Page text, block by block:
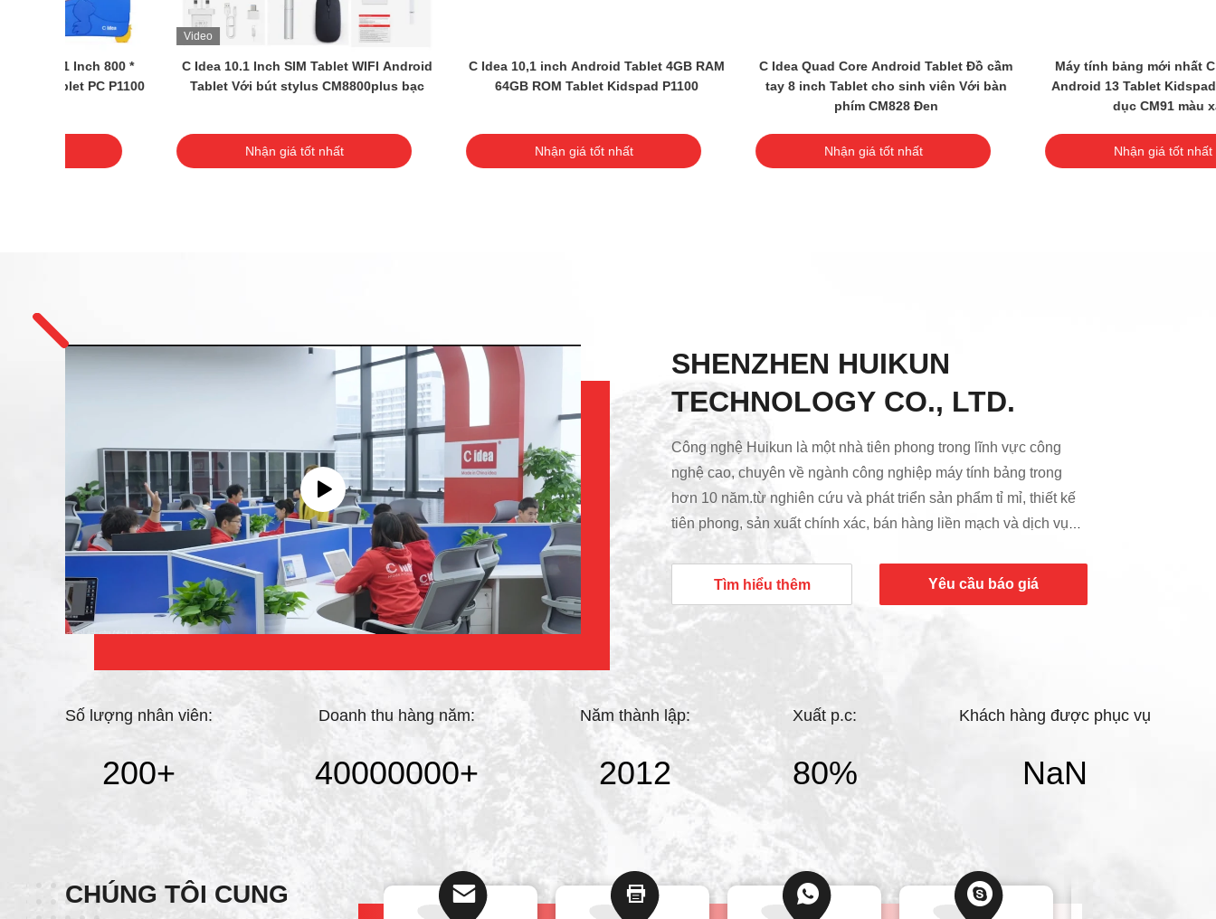
C Idea 10,1 inch Android Tablet 4GB RAM
64GB ROM Tablet Kidspad P1100
Nhận giá tốt nhất
C Idea Quad Core Android Tablet Đồ cầm
tay 8 inch Tablet cho sinh viên Với bàn
Nhận giá tốt nhất
Máy tính bảng mới nhất C Idea 4+32GB
Android 13 Tablet Kidspad với APP giáo
dục CM91 màu xanh
Nhận giá tốt nhất
C Idea Android Tablets 6+128GB Quad
Core 7 Inch Tablet PC Cho Sinh viên
CM515 ((Mắc)
Nhận giá tốt nhất
SHENZHEN HUIKUN
TECHNOLOGY CO., LTD.
Công nghệ Huikun là một nhà tiên phong trong lĩnh vực công
nghệ cao, chuyên về ngành công nghiệp máy tính bảng trong
hơn 10 năm.từ nghiên cứu và phát triển sản phẩm tỉ mỉ, thiết kế
tiên phong, sản xuất chính xác, bán hàng liền mạch và dịch vụ
sau bán hàng đáng tin cậy. Nhà máy hiện đại của chúng tôi, nằm
ở Công viên Công nghiệp Tianan Shengchuanggu, Fenggang,
vuông.các thành phố đô thị nhộn nhịp như Thâm Quyến, Hồng
Tìm hiểu thêm Yêu cầu báo giá
Số lượng nhân viên:
200+
Doanh thu hàng năm:
40000000+
Năm thành lập:
2012
Xuất p.c:
80%
Khách hàng được phục vụ
NaN
CHÚNG TÔI CUNG